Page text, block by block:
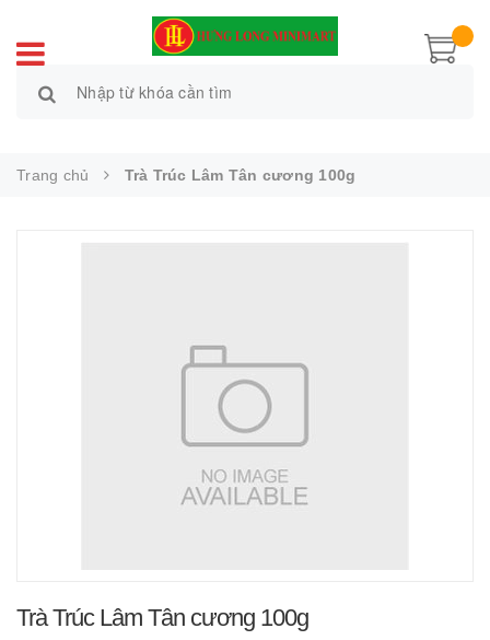
Trang chủ Trà Trúc Lâm Tân cương 100g
Trà Trúc Lâm Tân cương 100g